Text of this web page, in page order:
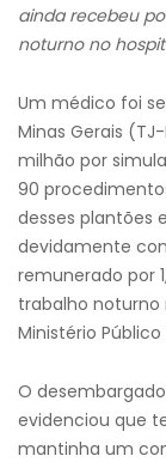
ainda recebeu
noturno no
Um médico foi
Minas Gerais
milhão por
90
desses plantões
devidamente
remunerado por
trabalho noturno
Ministério Público
O
evidenciou que
mantinha um